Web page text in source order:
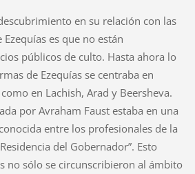
en su relación con las
es que no están
públicos de culto. Hasta ahora lo
de Ezequías se centraba en
en Lachish, Arad y Beersheva.
por Avraham Faust estaba en una
entre los profesionales de la
del Gobernador”. Esto
no sólo se circunscribieron al ámbito